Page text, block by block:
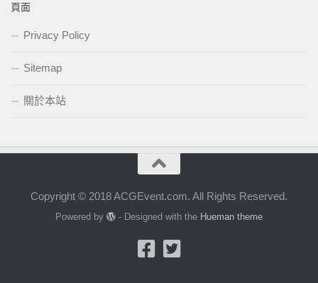
頁面
Privacy Policy
Sitemap
關於本站
Copyright © 2018 ACGEvent.com. All Rights Reserved.
Powered by - Designed with the Hueman theme